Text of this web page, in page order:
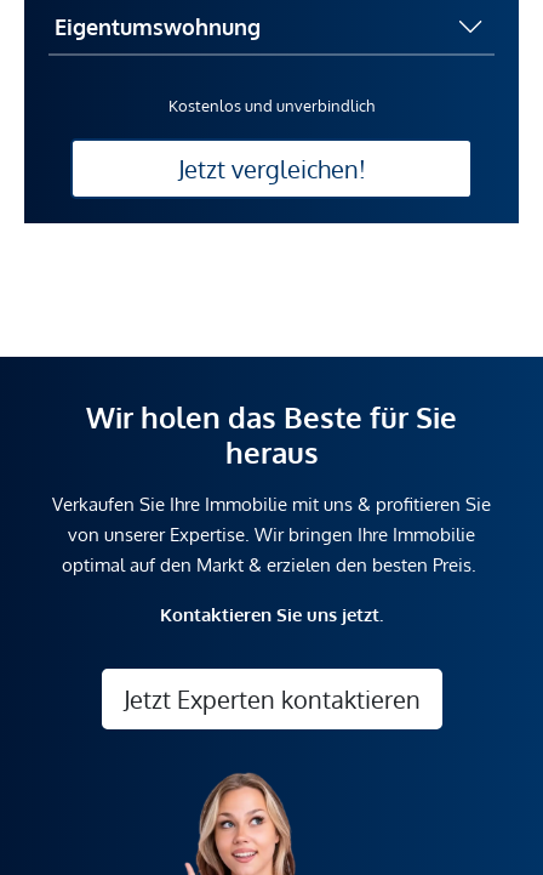
Kostenlos und unverbindlich
Jetzt vergleichen!
Wir holen das Beste für Sie
heraus
Verkaufen Sie Ihre Immobilie mit uns & profitieren Sie
von unserer Expertise. Wir bringen Ihre Immobilie
optimal auf den Markt & erzielen den besten Preis.
Kontaktieren Sie uns jetzt.
Jetzt Experten kontaktieren